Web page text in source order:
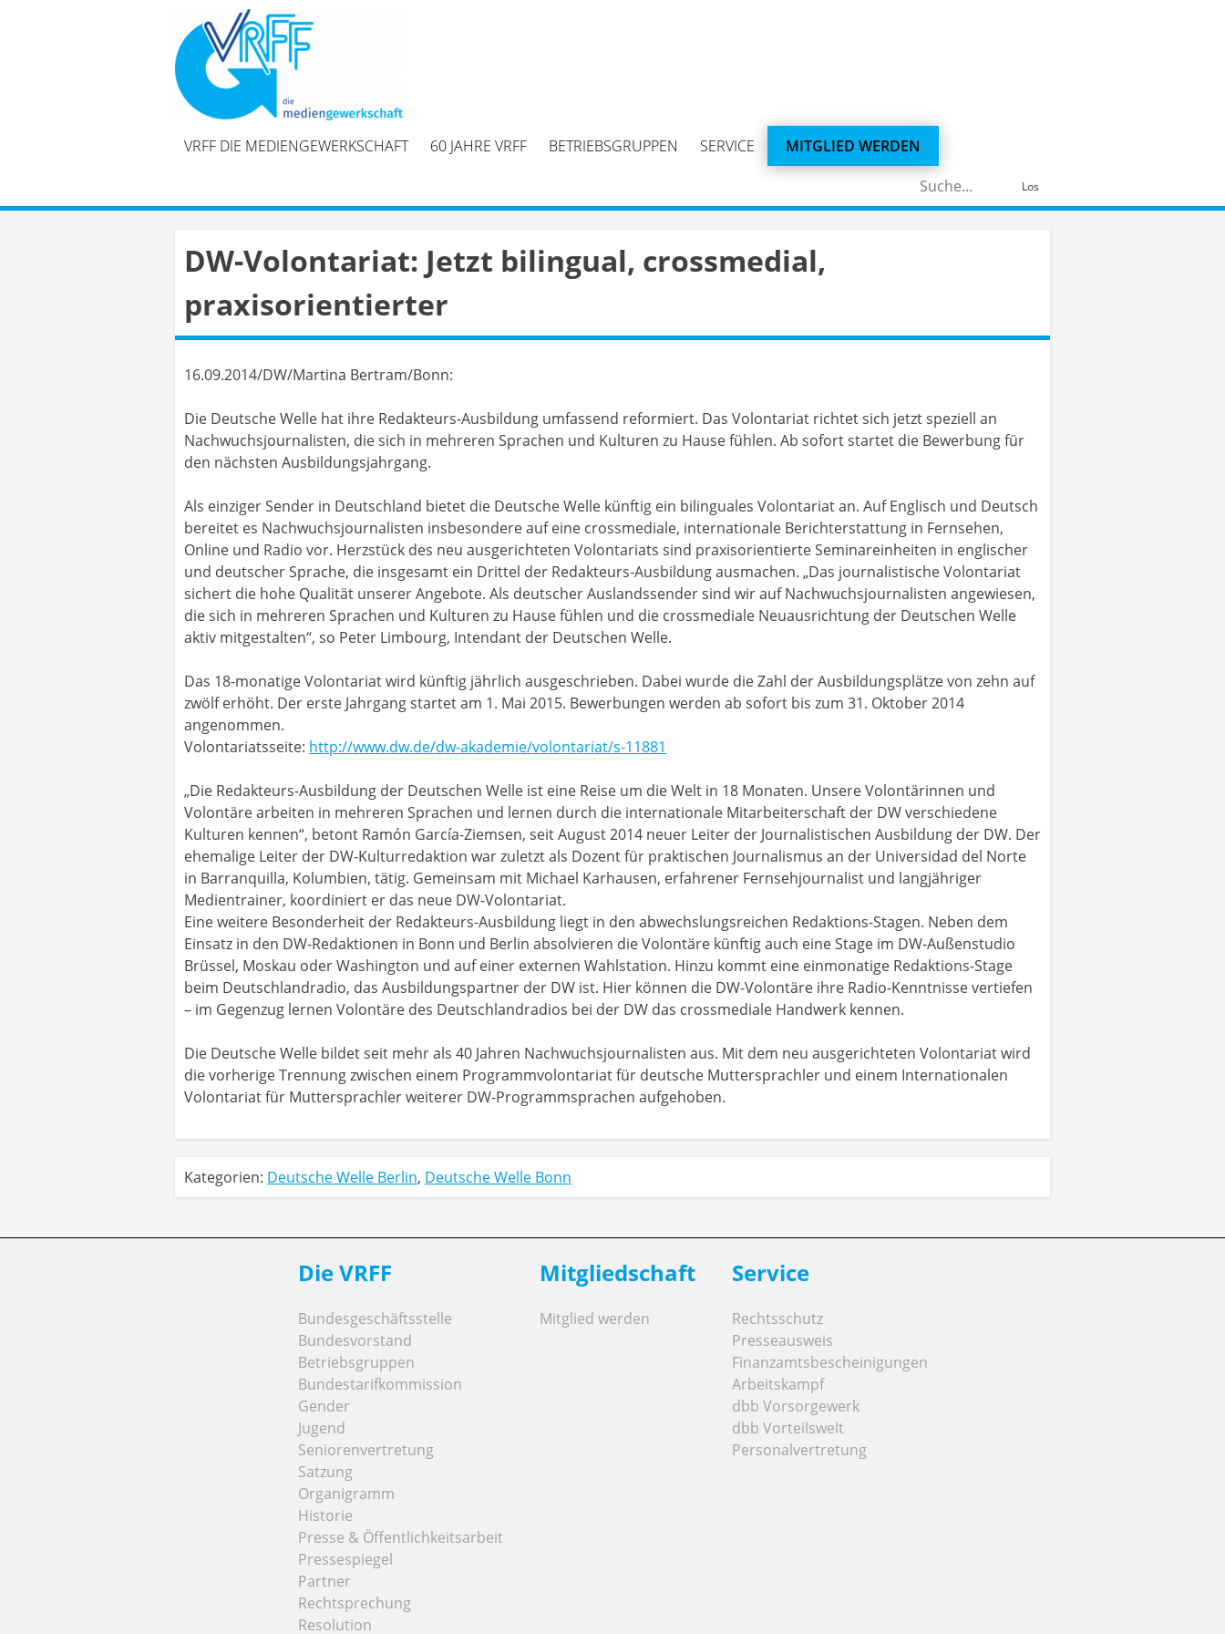
VRFF DIE MEDIENGEWERKSCHAFT 60 JAHRE VRFF BETRIEBSGRUPPEN SERVICE
MITGLIED WERDEN
Los
DW-Volontariat: Jetzt bilingual, crossmedial,
praxisorientierter
16.09.2014/DW/Martina Bertram/Bonn:
Die Deutsche Welle hat ihre Redakteurs-Ausbildung umfassend reformiert. Das Volontariat richtet sich jetzt speziell an
Nachwuchsjournalisten, die sich in mehreren Sprachen und Kulturen zu Hause fühlen. Ab sofort startet die Bewerbung für
den nächsten Ausbildungsjahrgang.
Als einziger Sender in Deutschland bietet die Deutsche Welle künftig ein bilinguales Volontariat an. Auf Englisch und Deutsch
bereitet es Nachwuchsjournalisten insbesondere auf eine crossmediale, internationale Berichterstattung in Fernsehen,
Online und Radio vor. Herzstück des neu ausgerichteten Volontariats sind praxisorientierte Seminareinheiten in englischer
und deutscher Sprache, die insgesamt ein Drittel der Redakteurs-Ausbildung ausmachen. „Das journalistische Volontariat
sichert die hohe Qualität unserer Angebote. Als deutscher Auslandssender sind wir auf Nachwuchsjournalisten angewiesen,
die sich in mehreren Sprachen und Kulturen zu Hause fühlen und die crossmediale Neuausrichtung der Deutschen Welle
aktiv mitgestalten“, so Peter Limbourg, Intendant der Deutschen Welle.
Das 18-monatige Volontariat wird künftig jährlich ausgeschrieben. Dabei wurde die Zahl der Ausbildungsplätze von zehn auf
zwölf erhöht. Der erste Jahrgang startet am 1. Mai 2015. Bewerbungen werden ab sofort bis zum 31. Oktober 2014
angenommen.
Volontariatsseite: http://www.dw.de/dw-akademie/volontariat/s-11881
„Die Redakteurs-Ausbildung der Deutschen Welle ist eine Reise um die Welt in 18 Monaten. Unsere Volontärinnen und
Volontäre arbeiten in mehreren Sprachen und lernen durch die internationale Mitarbeiterschaft der DW verschiedene
Kulturen kennen“, betont Ramón García-Ziemsen, seit August 2014 neuer Leiter der Journalistischen Ausbildung der DW. Der
ehemalige Leiter der DW-Kulturredaktion war zuletzt als Dozent für praktischen Journalismus an der Universidad del Norte
in Barranquilla, Kolumbien, tätig. Gemeinsam mit Michael Karhausen, erfahrener Fernsehjournalist und langjähriger
Medientrainer, koordiniert er das neue DW-Volontariat.
Eine weitere Besonderheit der Redakteurs-Ausbildung liegt in den abwechslungsreichen Redaktions-Stagen. Neben dem
Einsatz in den DW-Redaktionen in Bonn und Berlin absolvieren die Volontäre künftig auch eine Stage im DW-Außenstudio
Brüssel, Moskau oder Washington und auf einer externen Wahlstation. Hinzu kommt eine einmonatige Redaktions-Stage
beim Deutschlandradio, das Ausbildungspartner der DW ist. Hier können die DW-Volontäre ihre Radio-Kenntnisse vertiefen
– im Gegenzug lernen Volontäre des Deutschlandradios bei der DW das crossmediale Handwerk kennen.
Die Deutsche Welle bildet seit mehr als 40 Jahren Nachwuchsjournalisten aus. Mit dem neu ausgerichteten Volontariat wird
die vorherige Trennung zwischen einem Programmvolontariat für deutsche Muttersprachler und einem Internationalen
Volontariat für Muttersprachler weiterer DW-Programmsprachen aufgehoben.
Kategorien: Deutsche Welle Berlin, Deutsche Welle Bonn
Die VRFF
Bundesgeschäftsstelle
Bundesvorstand
Betriebsgruppen
Bundestarifkommission
Gender
Jugend
Seniorenvertretung
Satzung
Organigramm
Historie
Presse & Öffentlichkeitsarbeit
Pressespiegel
Partner
Rechtsprechung
Resolution
Mitgliedschaft
Mitglied werden
Service
Rechtsschutz
Presseausweis
Finanzamtsbescheinigungen
Arbeitskampf
dbb Vorsorgewerk
dbb Vorteilswelt
Personalvertretung